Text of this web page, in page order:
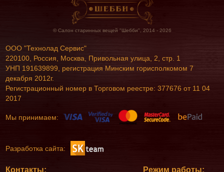
© Салон старинных вещей "Шебби", 2014 - 2026
ООО "Технолад Сервис"
220100, Россия, Москва, Привольная улица, 2, стр. 1
УНП 191639899, регистрация Минским горисполкомом 7
декабря 2012г.
Регистрационный номер в Торговом реестре: 377676 от 11 04
2017
Мы принимаем:
Разработка сайта:
Контакты: Режим работы: